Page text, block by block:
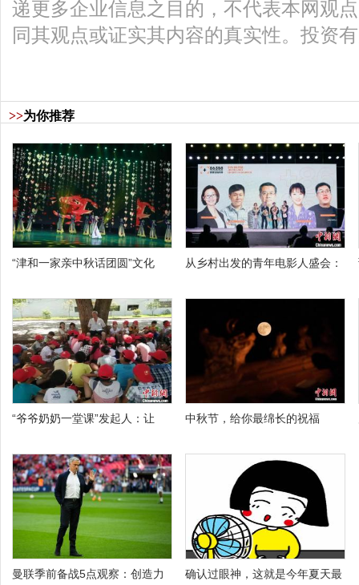
递更多企业信息之目的，不代表本网观
同其观点或证实其内容的真实性。投资
>>为你推荐
“津和一家亲中秋话团圆”文化 从乡村出发的青年电影人盛会：
“爷爷奶奶一堂课”发起人：让 中秋节，给你最绵长的祝福
曼联季前备战5点观察：创造力 确认过眼神，这就是今年夏天最